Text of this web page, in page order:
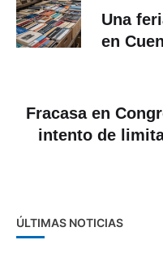
Una
en
Fracasa en
intento de
ÚLTIMAS NOTICIAS